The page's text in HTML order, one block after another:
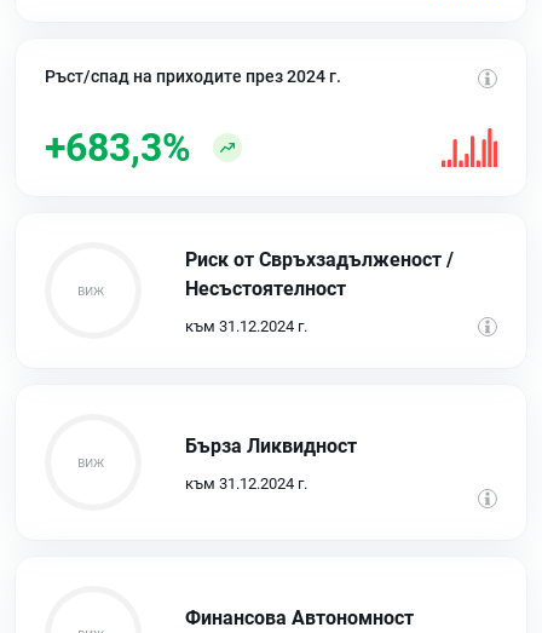
Ръст/спад на приходите през 2024 г.
+683,3%
Риск от Свръхзадълженост /
Несъстоятелност
към 31.12.2024 г.
Бърза Ликвидност
към 31.12.2024 г.
Финансова Автономност